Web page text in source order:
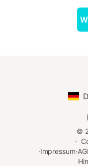
©
·
·Impressum·